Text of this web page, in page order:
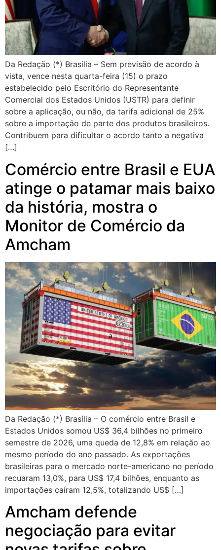
Da Redação (*) Brasília – Sem previsão de acordo à
vista, vence nesta quarta-feira (15) o prazo
estabelecido pelo Escritório do Representante
Comercial dos Estados Unidos (USTR) para definir
sobre a aplicação, ou não, da tarifa adicional de 25%
sobre a importação de parte dos produtos brasileiros.
Contribuem para dificultar o acordo tanto a negativa
[…]
Comércio entre Brasil e EUA
atinge o patamar mais baixo
da história, mostra o
Monitor de Comércio da
Amcham
Da Redação (*) Brasília – O comércio entre Brasil e
Estados Unidos somou US$ 36,4 bilhões no primeiro
semestre de 2026, uma queda de 12,8% em relação ao
mesmo período do ano passado. As exportações
brasileiras para o mercado norte-americano no período
recuaram 13,0%, para US$ 17,4 bilhões, enquanto as
importações caíram 12,5%, totalizando US$ […]
Amcham defende
negociação para evitar